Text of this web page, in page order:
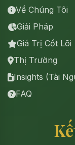
Về Chúng Tôi
Giải Pháp
Giá Trị Cốt Lõi
Thị Trường
Insights (Tài
FAQ